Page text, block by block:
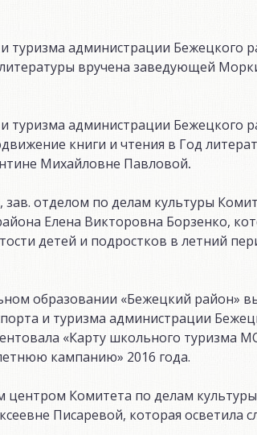
туризма администрации Бежецкого
вручена заведующей
туризма администрации Бежецкого
книги и чтения в Год
Михайловне Павловой.
отделом по делам культуры
Елена Викторовна Борзенко,
детей и подростков в летний
образовании «Бежецкий район»
и туризма администрации
«Карту школьного туризма
кампанию» 2016 года.
центром Комитета по делам
Писаревой, которая осветила